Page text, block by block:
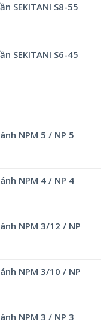
SEKITANI S8-55
SEKITANI S6-45
NPM 5 / NP 5
NPM 4 / NP 4
NPM 3/12 / NP
NPM 3/10 / NP
NPM 3 / NP 3